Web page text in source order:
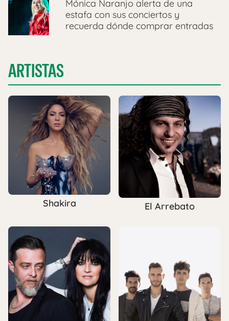
Mónica Naranjo alerta de una
estafa con sus conciertos y
recuerda dónde comprar entradas
ARTISTAS
Shakira El Arrebato